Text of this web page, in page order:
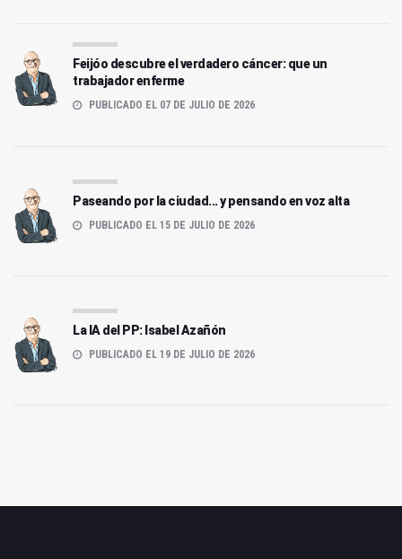
Feijóo descubre el verdadero cáncer: que un
trabajador enferme
PUBLICADO EL 07 DE JULIO DE 2026
Paseando por la ciudad... y pensando en voz alta
PUBLICADO EL 15 DE JULIO DE 2026
La IA del PP: Isabel Azañón
PUBLICADO EL 19 DE JULIO DE 2026